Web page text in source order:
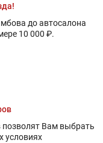
до автосалона
10 000 ₽.
позволят Вам выбрать
условиях